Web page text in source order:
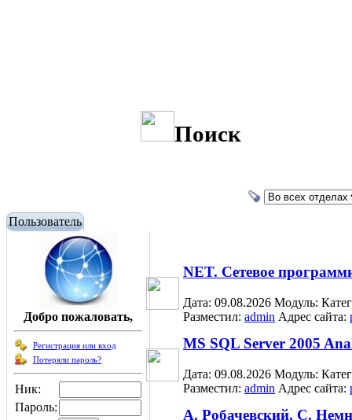
Пользователь
Добро пожаловать,
Регистрация или вход
Потеряли пароль?
Ник:
Пароль:
Поиск
NET. Сетевое
Дата: 09.08.2026 Модуль:
Разместил: admin Адрес сайта:
MS SQL Server 2005
Дата: 09.08.2026 Модуль:
Разместил: admin Адрес сайта:
А. Робачевский, С.